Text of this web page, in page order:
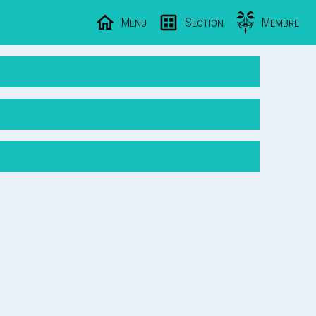
Menu Section Membre